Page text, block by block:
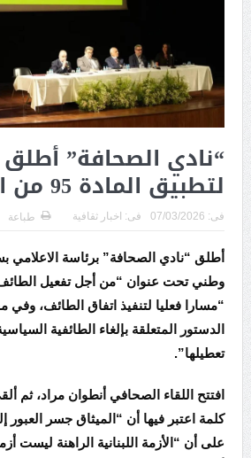
“نادي الصحافة” أطلق
لتطبيق المادة 95 من الدستور
فى: 07/03/2026 فى: اخبار ثقافية طباعة
أطلق “نادي الصحافة” برئاسة الاعلامي
وطني تحت عنوان “من أجل تفعيل
تعطيلها”.
افتتح اللقاء الصحافي أنطوان مراد، ثم
كلمة اعتبر فيها أن “الميثاق جسر العبور
على أن “الأزمة اللبنانية الراهنة ليست